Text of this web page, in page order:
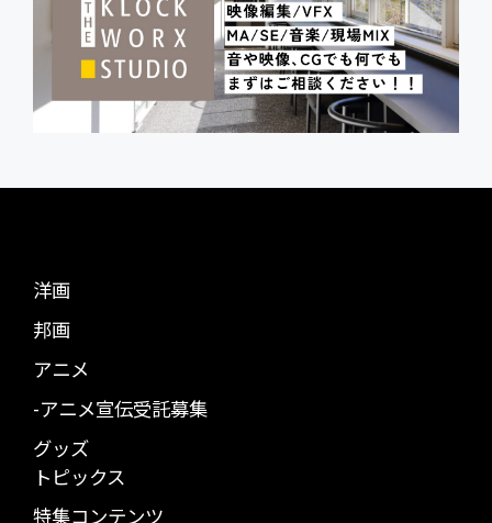
洋画
邦画
アニメ
-アニメ宣伝受託募集
グッズ
トピックス
特集コンテンツ